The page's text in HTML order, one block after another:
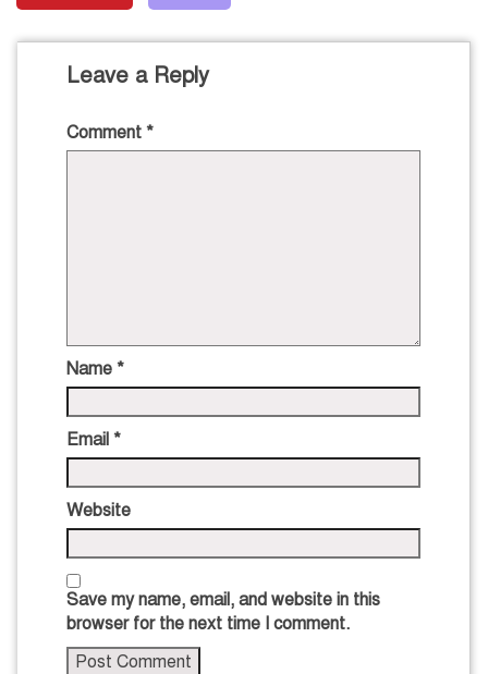
Leave a Reply
Comment *
Name *
Email *
Website
Save my name, email, and website in this
browser for the next time I comment.